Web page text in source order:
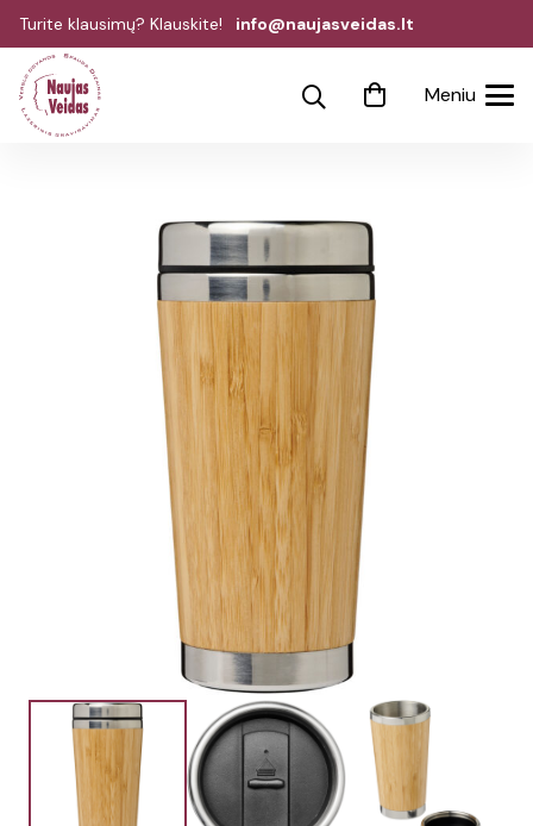
Turite klausimų? Klauskite! info@naujasveidas.lt
Meniu